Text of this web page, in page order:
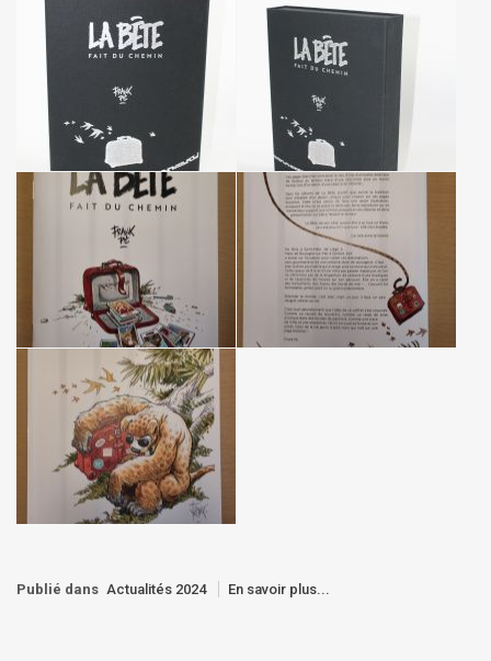
Publié dans Actualités 2024 En savoir plus...